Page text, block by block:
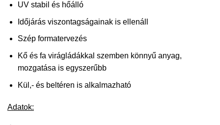
UV stabil és hőálló
Időjárás viszontagságainak is ellenáll
Szép formatervezés
Kő és fa virágládákkal szemben könnyű anyag,
mozgatása is egyszerűbb
Kül,- és beltéren is alkalmazható
Adatok: